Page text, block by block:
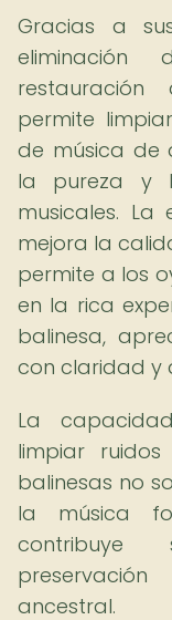
Gracias a
eliminación
permite
de música de
la pureza y
musicales. La
mejora la
permite a los
en la rica
balinesa,
con claridad y
La
limpiar
balinesas no
la música
contribuye
ancestral.